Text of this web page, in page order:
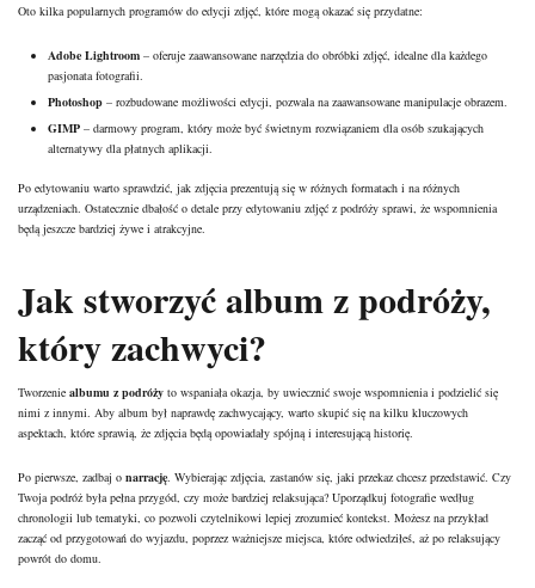
Oto kilka popularnych programów do edycji zdjęć, które mogą okazać się przydatne:
Adobe Lightroom – oferuje zaawansowane narzędzia do obróbki zdjęć, idealne dla każdego
pasjonata fotografii.
Photoshop – rozbudowane możliwości edycji, pozwala na zaawansowane manipulacje obrazem.
GIMP – darmowy program, który może być świetnym rozwiązaniem dla osób szukających
alternatywy dla płatnych aplikacji.
Po edytowaniu warto sprawdzić, jak zdjęcia prezentują się w różnych formatach i na różnych
urządzeniach. Ostatecznie dbałość o detale przy edytowaniu zdjęć z podróży sprawi, że wspomnienia
będą jeszcze bardziej żywe i atrakcyjne.
Jak stworzyć album z podróży,
który zachwyci?
Tworzenie albumu z podróży to wspaniała okazja, by uwiecznić swoje wspomnienia i podzielić się
nimi z innymi. Aby album był naprawdę zachwycający, warto skupić się na kilku kluczowych
aspektach, które sprawią, że zdjęcia będą opowiadały spójną i interesującą historię.
Po pierwsze, zadbaj o narrację . Wybierając zdjęcia, zastanów się, jaki przekaz chcesz przedstawić. Czy
Twoja podróż była pełna przygód, czy może bardziej relaksująca? Uporządkuj fotografie według
chronologii lub tematyki, co pozwoli czytelnikowi lepiej zrozumieć kontekst. Możesz na przykład
zacząć od przygotowań do wyjazdu, poprzez ważniejsze miejsca, które odwiedziłeś, aż po relaksujący
powrót do domu.